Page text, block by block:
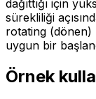
dağıttığı için
sürekliliği
rotating
uygun bir
Örnek